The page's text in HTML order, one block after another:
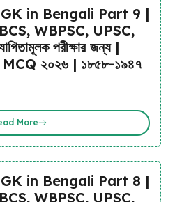
in Bengali Part 9 |
WBPSC, UPSC,
পরীক্ষার জন্য |
MCQ ২০২৬ | ১৮৫৮-১৯৪৭
More
in Bengali Part 8 |
WBPSC, UPSC,